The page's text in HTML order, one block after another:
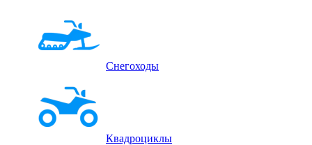
Снегоходы
Квадроциклы